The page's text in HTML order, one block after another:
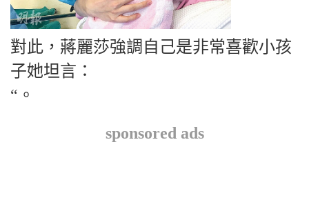
對此，蔣麗莎強調自己是非常喜歡小孩
子她坦言：
“。
sponsored ads